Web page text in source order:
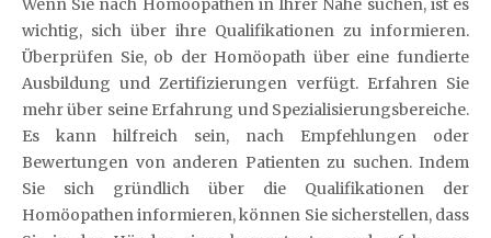
wichtig, sich über ihre Qualifikationen zu informieren.
Überprüfen Sie, ob der Homöopath über eine fundierte
Ausbildung und Zertifizierungen verfügt. Erfahren Sie
mehr über seine Erfahrung und Spezialisierungsbereiche.
Es kann hilfreich sein, nach Empfehlungen oder
Bewertungen von anderen Patienten zu suchen. Indem
Sie sich gründlich über die Qualifikationen der
Homöopathen informieren, können Sie sicherstellen, dass